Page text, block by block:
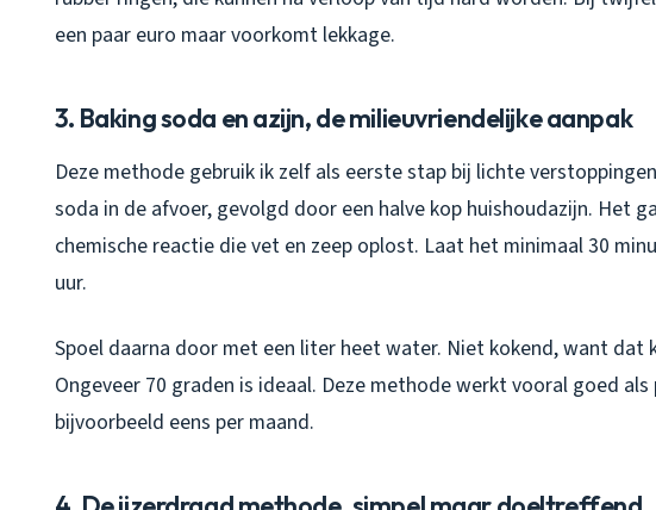
een paar euro maar voorkomt lekkage.
3. Baking soda en azijn, de milieuvriendelijke aanpak
Deze methode gebruik ik zelf als eerste stap bij lichte
soda in de afvoer, gevolgd door een halve kop huishoudazijn. Het
chemische reactie die vet en zeep oplost. Laat het minimaal 30
uur.
Spoel daarna door met een liter heet water. Niet kokend, want dat
Ongeveer 70 graden is ideaal. Deze methode werkt vooral goed
bijvoorbeeld eens per maand.